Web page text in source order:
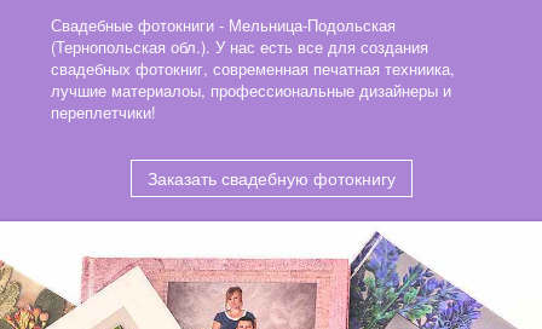
Свадебные фотокниги - Мельница-Подольская
(Тернопольская обл.). У нас есть все для создания
свадебных фотокниг, современная печатная техниика,
лучшие материалоы, профессиональные дизайнеры и
переплетчики!
Заказать свадебную фотокнигу